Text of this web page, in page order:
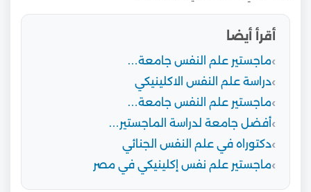
أقرأ أيضا
ماجستير علم النفس جامعة…
دراسة علم النفس الاكلينيكي
ماجستير علم النفس جامعة…
أفضل جامعة لدراسة الماجستير…
دكتوراه في علم النفس الجنائي
ماجستير علم نفس إكلينيكي في مصر